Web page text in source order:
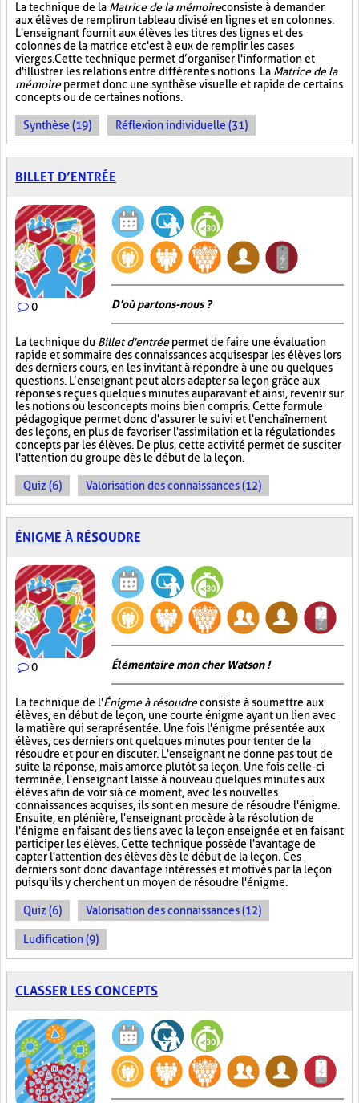
La technique de la Matrice de la mémoireconsiste à demander
aux élèves de remplir un tableau divisé en lignes et en colonnes.
L'enseignant fournit aux élèves les titres des lignes et des
colonnes de la matrice et c'est à eux de remplir les cases
vierges. Cette technique permet d’organiser l'information et
d'illustrer les relations entre différentes notions. La Matrice de la
mémoirepermet donc une synthèse visuelle et rapide de certains
concepts ou de certaines notions.
Synthèse (19) Réflexion individuelle (31)
BILLET D’ENTRÉE
0 D'où partons-nous ?
La technique du Billet d'entréepermet de faire une évaluation
rapide et sommaire des connaissances acquises par les élèves lors
des derniers cours, en les invitant à répondre à une ou quelques
questions. L’enseignant peut alors adapter sa leçon grâce aux
réponses reçues quelques minutes auparavant et ainsi, revenir sur
les notions ou les concepts moins bien compris. Cette formule
pédagogique permet donc d'assurer le suivi et l'enchaînement
des leçons, en plus de favoriser l'assimilation et la régulation des
concepts par les élèves. De plus, cette activité permet de susciter
l'attention du groupe dès le début de la leçon.
Quiz (6) Valorisation des connaissances (12)
ÉNIGME À RÉSOUDRE
0 Élémentaire mon cher Watson !
La technique de l'Énigme à résoudreconsiste à soumettre aux
élèves, en début de leçon, une courte énigme ayant un lien avec
la matière qui sera présentée. Une fois l'énigme présentée aux
élèves, ces derniers ont quelques minutes pour tenter de la
résoudre et pour en discuter. L'enseignant ne donne pas tout de
suite la réponse, mais amorce plutôt sa leçon. Une fois celle-ci
terminée, l'enseignant laisse à nouveau quelques minutes aux
élèves afin de voir si à ce moment, avec les nouvelles
connaissances acquises, ils sont en mesure de résoudre l'énigme.
Ensuite, en plénière, l'enseignant procède à la résolution de
l'énigme en faisant des liens avec la leçon enseignée et en faisant
participer les élèves. Cette technique possède l'avantage de
capter l'attention des élèves dès le début de la leçon. Ces
derniers sont donc davantage intéressés et motivés par la leçon
puisqu'ils y cherchent un moyen de résoudre l'énigme.
Quiz (6) Valorisation des connaissances (12)
Ludification (9)
CLASSER LES CONCEPTS